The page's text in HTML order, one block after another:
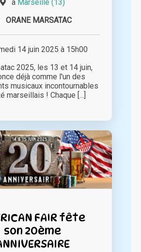
à Marseille (13)
ORANE MARSATAC
14 juin 2025 à 15h00
2025, les 13 et 14 juin,
déjà comme l'un des
musicaux incontournables
marseillais ! Chaque [...]
FAIR fête
son 20ème